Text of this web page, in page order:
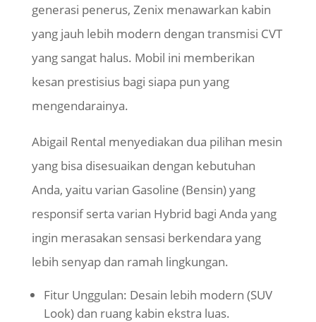
generasi penerus, Zenixmenawarkan kabin
yang jauh lebih modern dengan transmisi CVT
yang sangat halus. Mobil ini memberikan
kesan prestisius bagi siapa pun yang
mengendarainya.
Abigail Rental menyediakan dua pilihan mesin
yang bisa disesuaikan dengan kebutuhan
Anda, yaitu varian Gasoline (Bensin) yang
responsif serta varian Hybrid bagi Anda yang
ingin merasakan sensasi berkendara yang
lebih senyap dan ramah lingkungan.
Fitur Unggulan: Desain lebih modern (SUV
Look) dan ruang kabin ekstra luas.